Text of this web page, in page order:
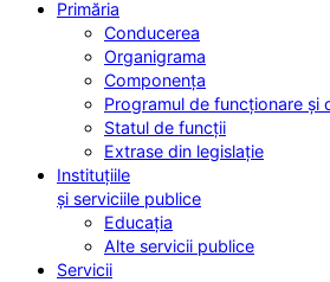
Primăria
Conducerea
Organigrama
Componența
Programul de funcționare și
Statul de funcții
Extrase din legislație
Instituțiile
și serviciile publice
Educația
Alte servicii publice
Servicii